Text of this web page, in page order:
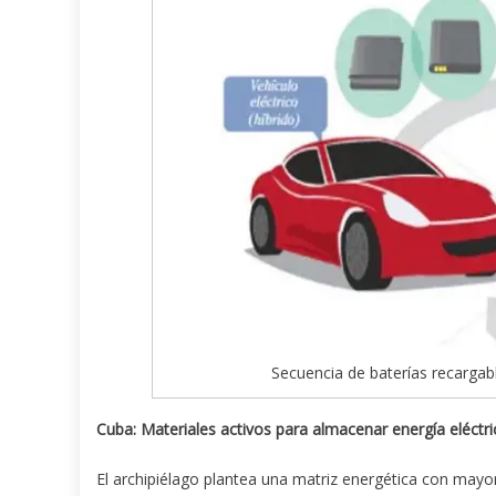
Secuencia de baterías
Cuba: Materiales activos para almacenar energía
El archipiélago plantea una matriz energética con